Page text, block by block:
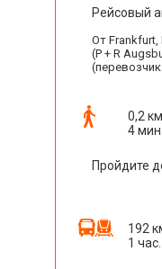
Рейсовый
От
(P + R
0,2 км
4 мин.
Пройдите
192
1